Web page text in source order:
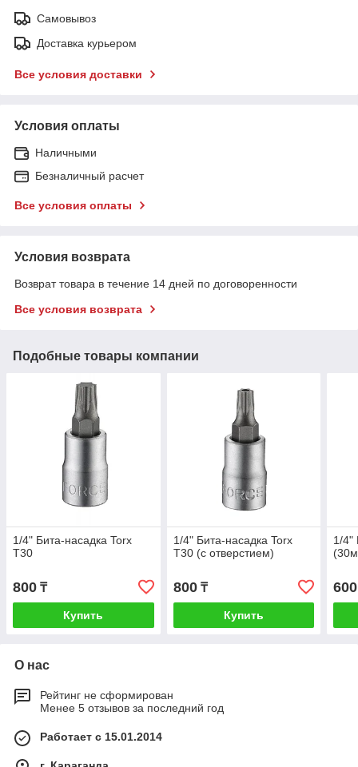
Самовывоз
Доставка курьером
Все условия доставки
Условия оплаты
Наличными
Безналичный расчет
Все условия оплаты
Условия возврата
Возврат товара в течение 14 дней по договоренности
Все условия возврата
Подобные товары компании
1/4" Бита-насадка Torx
Т30
800 ₸
Купить
1/4" Бита-насадка Torx
Т30 (с отверстием)
800₸
Купить
1/4"
600
О нас
Рейтинг не сформирован
Менее 5 отзывов за последний год
Работает с 15.01.2014